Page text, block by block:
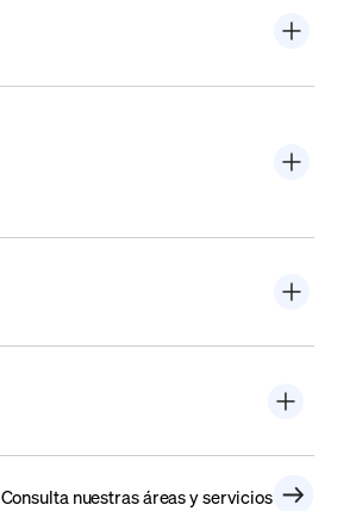
Consulta nuestras áreas y servicios